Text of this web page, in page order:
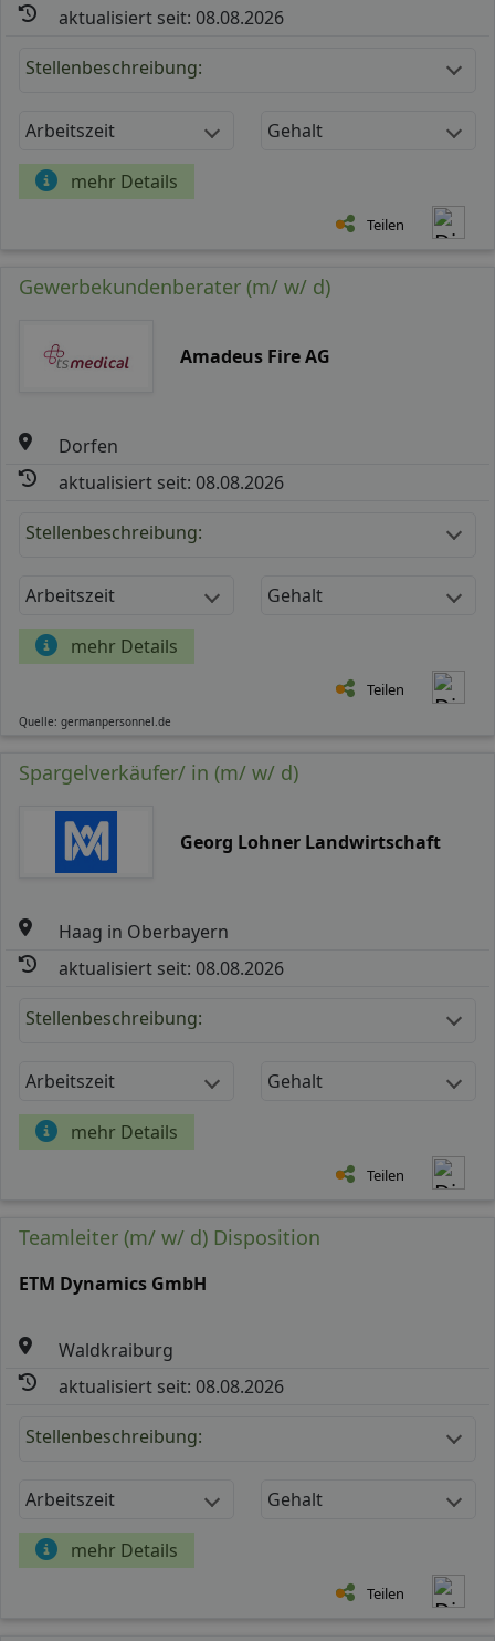
aktualisiert seit: 08.08.2026
Stellenbeschreibung:
Arbeitszeit Gehalt
mehr Details
Teilen
Gewerbekundenberater (m/ w/ d)
Amadeus Fire AG
Dorfen
aktualisiert seit: 08.08.2026
Stellenbeschreibung:
Arbeitszeit Gehalt
mehr Details
Teilen
Quelle: germanpersonnel.de
Spargelverkäufer/ in (m/ w/ d)
Georg Lohner Landwirtschaft
Haag in Oberbayern
aktualisiert seit: 08.08.2026
Stellenbeschreibung:
Arbeitszeit Gehalt
mehr Details
Teilen
Teamleiter (m/ w/ d) Disposition
ETM Dynamics GmbH
Waldkraiburg
aktualisiert seit: 08.08.2026
Stellenbeschreibung:
Arbeitszeit Gehalt
mehr Details
Teilen